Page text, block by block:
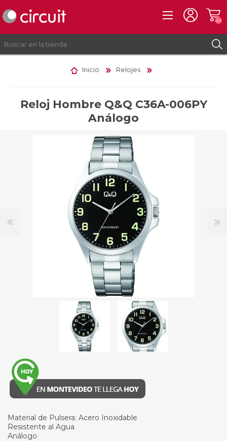
INICIAR SESIÓN
(0)
Inicio Relojes
Reloj Hombre Q&Q C36A-006PY
Análogo
Material de Pulsera: Acero Inoxidable
Resistente al Agua
Análogo